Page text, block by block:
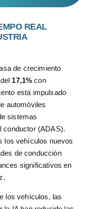
REAL
de crecimiento
del 17,1% con
está impulsado
automóviles
sistemas
conductor (ADAS).
los vehículos nuevos
de conducción
significativos en
los vehículos, las